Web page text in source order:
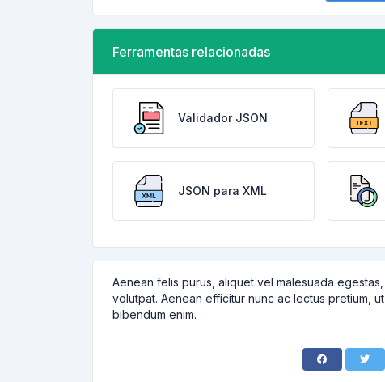
Ferramentas relacionadas
Validador JSON
JSON para XML
Aenean felis purus, aliquet vel malesuada
volutpat. Aenean efficitur nunc ac lectus pretium,
bibendum enim.